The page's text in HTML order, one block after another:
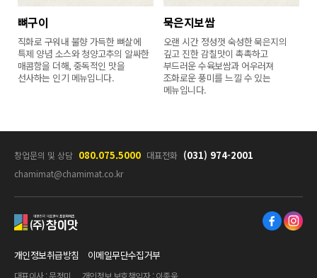
뼈구이
직화로 구워내 불향 가득한 뼈살에
특제 양념 소스와 청양고추의 알싸한
매콤함을 더해, 중독적인 맛을
선사하는 인기 메뉴입니다.
묵은지보쌈
오랜 시간 정성껏 숙성한 묵은지의
깊고 진한 감칠맛이 촉촉하고
부드러운 수육보쌈과 어우러져
조화로운 풍미를 느낄 수 있는
메뉴입니다.
창업문의 및 상담 080.075.5000 대표전화 (031) 974-2001
chamimat@chamimat.co.kr
참이맛
개인정보취급방침 이메일무단수집거부